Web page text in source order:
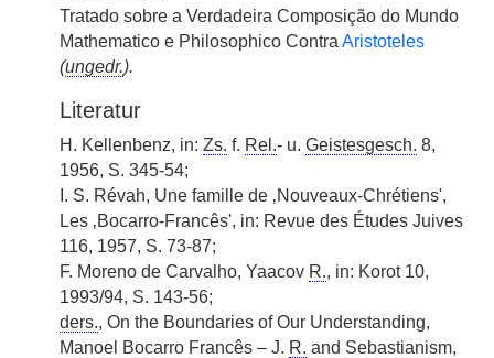
Tratado sobre a Verdadeira Composição do Mundo
Mathematico e Philosophico Contra Aristoteles
(ungedr.).
Literatur
H. Kellenbenz, in: Zs. f. Rel.- u. Geistesgesch. 8,
1956, S. 345-54;
I. S. Révah, Une famille de ‚Nouveaux-Chrétiens',
Les ‚Bocarro-Francês', in: Revue des Études Juives
116, 1957, S. 73-87;
F. Moreno de Carvalho, Yaacov R., in: Korot 10,
1993/94, S. 143-56;
ders., On the Boundaries of Our Understanding,
Manoel Bocarro Francês – J. R. and Sebastianism,